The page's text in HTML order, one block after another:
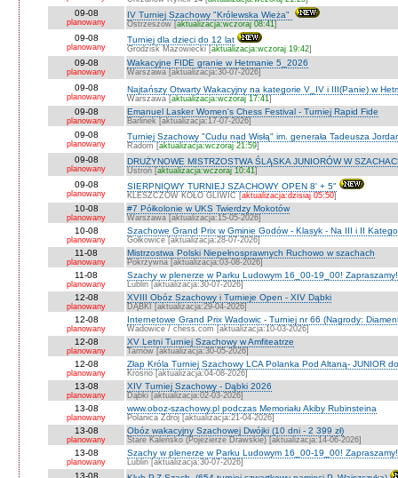
09-08
planowany
IV Turniej Szachowy "Królewska Wieża"
Ostrzeszów [aktualizacja:wczoraj 08:41]
09-08
planowany
Turniej dla dzieci do 12 lat
Grodzisk Mazowiecki [aktualizacja:wczoraj 19:42]
09-08
planowany
Wakacyjne FIDE granie w Hetmanie 5_2026
Warszawa [aktualizacja:30-07-2026]
09-08
planowany
Najtańszy Otwarty Wakacyjny na kategorie V_IV i III(Panie) w
Warszawa [aktualizacja:wczoraj 17:41]
09-08
planowany
Emanuel Lasker Women's Chess Festival - Turniej Rapid Fide
Barlinek [aktualizacja:17-07-2026]
09-08
planowany
Turniej Szachowy "Cudu nad Wisłą" im. generała Tadeusza
Radom [aktualizacja:wczoraj 21:59]
09-08
planowany
DRUŻYNOWE MISTRZOSTWA ŚLĄSKA JUNIORÓW W
Ustroń [aktualizacja:wczoraj 10:41]
09-08
planowany
SIERPNIOWY TURNIEJ SZACHOWY OPEN 8' + 5"
KLESZCZÓW KOŁO GLIWIC [aktualizacja:dzisiaj 05:50]
10-08
planowany
#7 Półkolonie w UKS Twierdzy Mokotów
Warszawa [aktualizacja:15-05-2026]
10-08
planowany
Szachowe Grand Prix w Gminie Godów - Klasyk - Na III i II
Gołkowice [aktualizacja:28-07-2026]
11-08
planowany
Mistrzostwa Polski Niepełnosprawnych Ruchowo w szachach
Pokrzywna [aktualizacja:03-08-2026]
11-08
planowany
Szachy w plenerze w Parku Ludowym 16_00-19_00! Zapraszamy!
Lublin [aktualizacja:30-07-2026]
12-08
planowany
XVIII Obóz Szachowy i Turnieje Open - XIV Dąbki
DĄBKI [aktualizacja:29-04-2026]
12-08
planowany
Internetowe Grand Prix Wadowic - Turniej nr 66 (Nagrody:
Wadowice / chess.com [aktualizacja:10-03-2026]
12-08
planowany
XV Letni Turniej Szachowy w Amfiteatrze
Tarnów [aktualizacja:30-05-2026]
12-08
planowany
Złap Króla Turniej Szachowy LCA Polanka Pod Altaną- JUNIOR
Krosno [aktualizacja:04-08-2026]
13-08
planowany
XIV Turniej Szachowy - Dąbki 2026
Dąbki [aktualizacja:02-03-2026]
13-08
planowany
www.oboz-szachowy.pl podczas Memoriału Akiby Rubinsteina
Polanica Zdrój [aktualizacja:21-04-2026]
13-08
planowany
Obóz wakacyjny Szachowej Dwójki (10 dni - 2 399 zł)
Stare Kaleńsko (Pojezierze Drawskie) [aktualizacja:14-06-2026]
13-08
planowany
Szachy w plenerze w Parku Ludowym 16_00-19_00! Zapraszamy!
Lublin [aktualizacja:30-07-2026]
13-08